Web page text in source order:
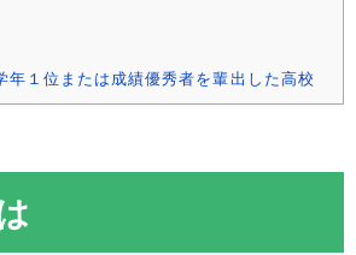
年１位または成績優秀者を輩出した高校